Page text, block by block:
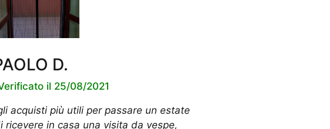
D.
il 25/08/2021
acquisti più utili per passare un estate
ricevere in casa una visita da vespe,